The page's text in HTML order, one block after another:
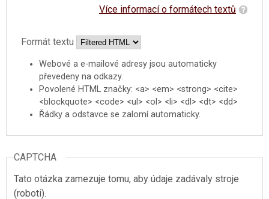
Více informací o formátech textů
Formát textu
Webové a e-mailové adresy jsou automaticky
převedeny na odkazy.
Povolené HTML značky: <a> <em> <strong> <cite>
<blockquote> <code> <ul> <ol> <li> <dl> <dt> <dd>
Řádky a odstavce se zalomí automaticky.
CAPTCHA
Tato otázka zamezuje tomu, aby údaje zadávaly stroje
(roboti).